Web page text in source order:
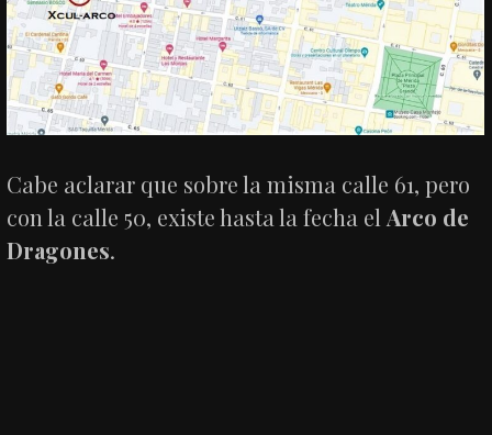
Cabe aclarar que sobre la misma calle 61, pero
con la calle 50, existe hasta la fecha el Arco de
Dragones.